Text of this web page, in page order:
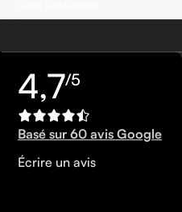
4,7/5
Basé sur 60 avis Google
Écrire un avis